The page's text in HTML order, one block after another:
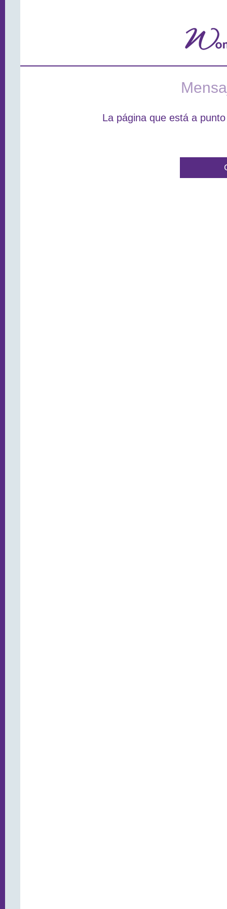
La página que está a